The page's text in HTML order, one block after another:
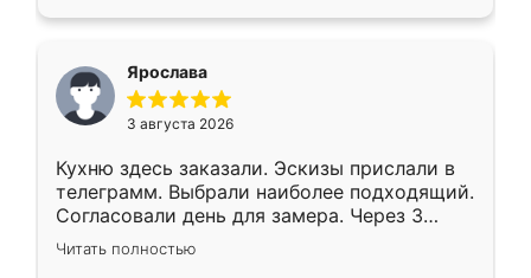
Ярослава
3 августа 2026
Кухню здесь заказали. Эскизы прислали в
телеграмм. Выбрали наиболее подходящий.
Согласовали день для замера. Через 3
недели кухня была уже готова. Остались
довольны работой. Спасибо Ренессанс
Читать полностью